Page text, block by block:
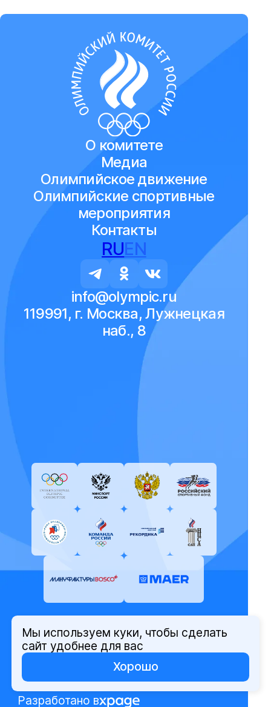
О комитете
Медиа
Олимпийское движение
Олимпийские спортивные
мероприятия
Контакты
RUEN
info@olympic.ru
119991, г. Москва, Лужнецкая
наб., 8
© Олимпийский комитет России,
2026
Политика защиты персональных
данных
Разработано в
Мы используем куки, чтобы сделать
сайт удобнее для вас
Хорошо